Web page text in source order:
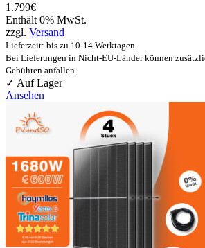
1.799€
Enthält 0% MwSt.
zzgl. Versand
Lieferzeit: bis zu 10-14 Werktagen
Bei Lieferungen in Nicht-EU-Länder können
Gebühren anfallen.
✓ Auf Lager
Ansehen